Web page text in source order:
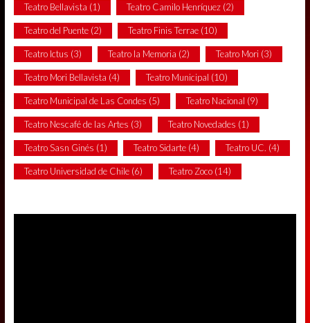
Teatro Bellavista (1) Teatro Camilo Henríquez(2)
Teatro del Puente(2) Teatro Finis Terrae(10)
Teatro Ictus (3) Teatro la Memoria (2) Teatro Mori (3)
Teatro Mori Bellavista (4) Teatro Municipal (10)
Teatro Municipal de Las Condes (5) Teatro Nacional (9)
Teatro Nescafé de las Artes (3) Teatro Novedades (1)
Teatro Sasn Ginés (1) Teatro Sidarte(4) Teatro UC. (4)
Teatro Universidad de Chile(6) Teatro Zoco(14)